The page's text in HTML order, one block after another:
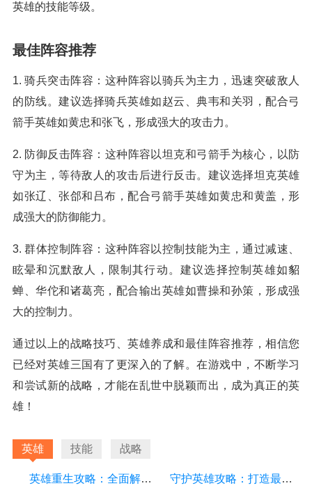
英雄的技能等级。
最佳阵容推荐
1. 骑兵突击阵容：这种阵容以骑兵为主力，迅速突破敌人
的防线。建议选择骑兵英雄如赵云、典韦和关羽，配合弓
箭手英雄如黄忠和张飞，形成强大的攻击力。
2. 防御反击阵容：这种阵容以坦克和弓箭手为核心，以防
守为主，等待敌人的攻击后进行反击。建议选择坦克英雄
如张辽、张郃和吕布，配合弓箭手英雄如黄忠和黄盖，形
成强大的防御能力。
3. 群体控制阵容：这种阵容以控制技能为主，通过减速、
眩晕和沉默敌人，限制其行动。建议选择控制英雄如貂
蝉、华佗和诸葛亮，配合输出英雄如曹操和孙策，形成强
大的控制力。
通过以上的战略技巧、英雄养成和最佳阵容推荐，相信您
已经对英雄三国有了更深入的了解。在游戏中，不断学习
和尝试新的战略，才能在乱世中脱颖而出，成为真正的英
雄！
英雄 技能 战略
英雄重生攻略：全面解析游戏中的技巧和策略 守护英雄攻略：打造最强英雄阵容，征战战场的必备指南